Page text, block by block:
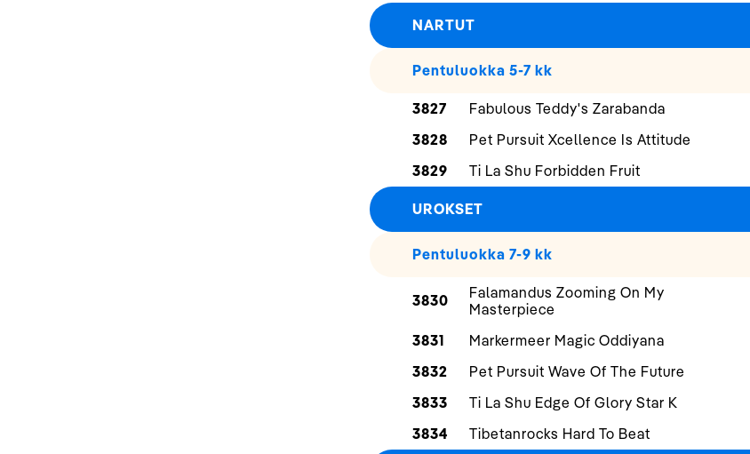
NARTUT
Pentuluokka 5-7 kk
3827 Fabulous Teddy's Zarabanda
3828
Pet Pursuit Xcellence Is Attitude
3829
Ti La Shu Forbidden Fruit
UROKSET
Pentuluokka 7-9 kk
3830
Falamandus Zooming On My
Masterpiece
3831 Markermeer Magic Oddiyana
3832
Pet Pursuit Wave Of The Future
3833
Ti La Shu Edge Of Glory Star K
3834
Tibetanrocks Hard To Beat